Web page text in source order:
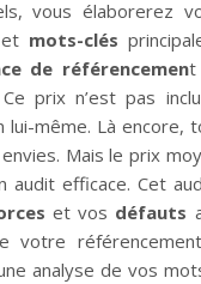
vous élaborerez
et mots-clés
de référencement
prix n’est pas
lui-même. Là encore,
Mais le prix
audit efficace. Cet
et vos défauts
votre
analyse de vos